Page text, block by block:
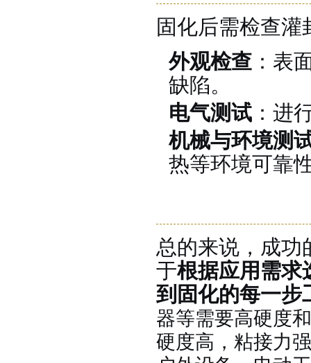
固化后需检查灌
外观检查 ：表
缺陷。
电气测试 ：进
机械与环境测
热等环境可靠
总的来说，成功
于根据应用需求
到固化的每一步
器等需要高硬度
硬度高， 粘接力